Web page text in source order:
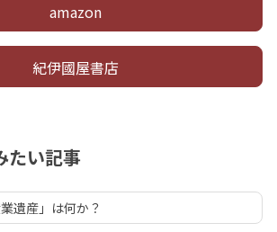
amazon
紀伊國屋書店
たい記事
遺産」は何か？